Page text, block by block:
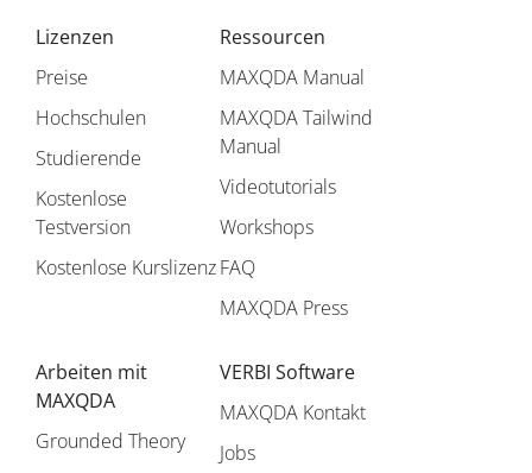
Lizenzen
Preise
Hochschulen
Studierende
Kostenlose
Testversion
Kostenlose Kurslizenz
Ressourcen
MAXQDA Manual
MAXQDA Tailwind
Manual
Videotutorials
Workshops
FAQ
MAXQDA Press
Arbeiten mit
MAXQDA
Grounded Theory
VERBI Software
MAXQDA Kontakt
Jobs